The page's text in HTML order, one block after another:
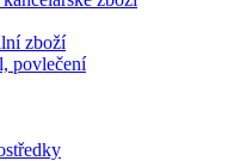
zboží
povlečení